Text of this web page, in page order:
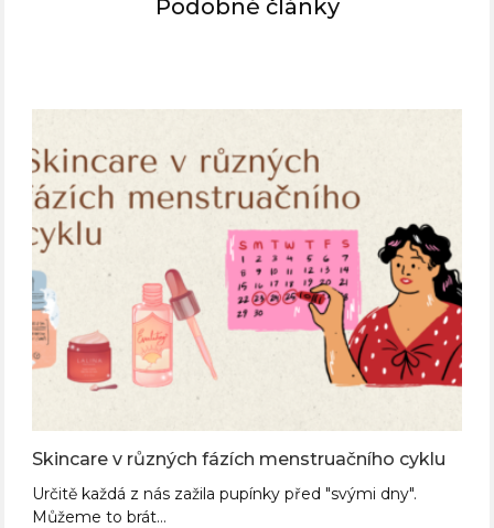
Podobné články
Skincare v různých fázích menstruačního cyklu
Určitě každá z nás zažila pupínky před "svými dny".
Můžeme to brát…